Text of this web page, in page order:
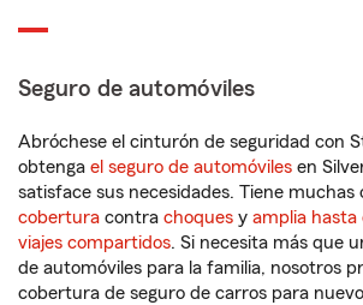
Seguro de automóviles
Abróchese el cinturón de seguridad con
obtenga el seguro de automóviles en
satisface sus necesidades. Tiene muchas
cobertura contra choques y amplia hasta
viajes compartidos. Si necesita más que
de automóviles para la familia, nosotros
cobertura de seguro de carros para